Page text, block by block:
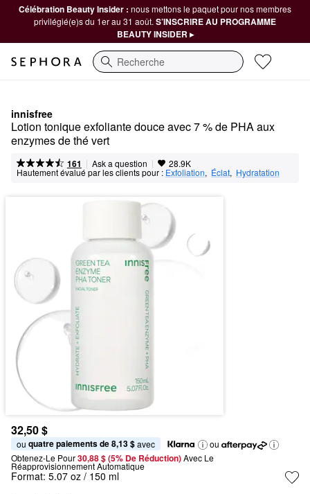
Célébration Beauty Insider : nous mettons le paquet pour nos membres
privilégié(e)s du 1er au 31 août. S’INSCRIRE AU PROGRAMME
BEAUTY INSIDER ▸
Recherche
innisfree
Lotion tonique exfoliante douce avec 7 % de PHA aux
enzymes de thé vert
161 | Ask a question | 28.9K
Hautement évalué par les clients pour : Exfoliation, Éclat, Hydratation
32,50 $
ou quatre paiements de 8,13 $ avec
ou
Obtenez-Le Pour30,88 $ (5% De Réduction) Avec Le
Réapprovisionnement Automatique
Format: 5.07 oz / 150 ml